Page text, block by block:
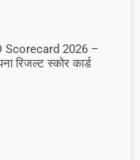
Scorecard 2026 –
रिजल्ट स्कोर कार्ड